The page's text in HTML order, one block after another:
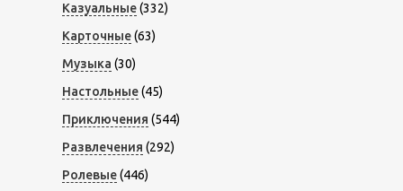
Казуальные(332)
Карточные(63)
Музыка (30)
Настольные(45)
Приключения (544)
Развлечения (292)
Ролевые(446)